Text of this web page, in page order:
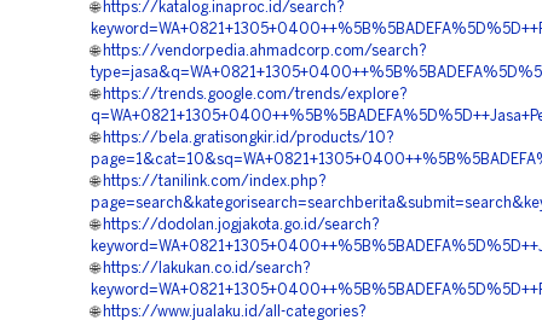
🌐 https://katalog.inaproc.id/search?
🌐 https://vendorpedia.ahmadcorp.com/search?
🌐 https://trends.google.com/trends/explore?
🌐 https://bela.gratisongkir.id/products/10?
🌐 https://tanilink.com/index.php?
🌐 https://dodolan.jogjakota.go.id/search?
🌐 https://lakukan.co.id/search?
🌐 https://www.jualaku.id/all-categories?